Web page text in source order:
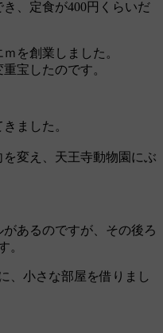
、定食が400円くらいだ
を創業しました。
宝したのです。
ました。
変え、天王寺動物園にぶ
あるのですが、その後ろ
。
、小さな部屋を借りまし